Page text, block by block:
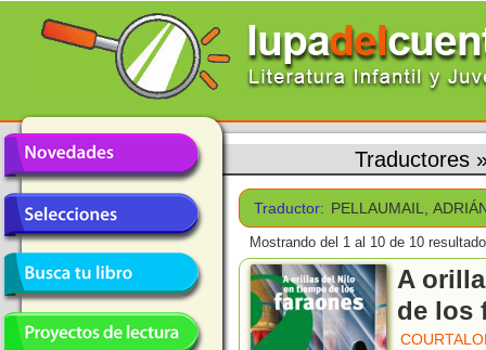
Traductores
Traductor: PELLAUMAIL,
Mostrando del 1 al 10 de 10
A
de los